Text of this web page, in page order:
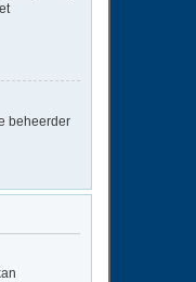
beheerder